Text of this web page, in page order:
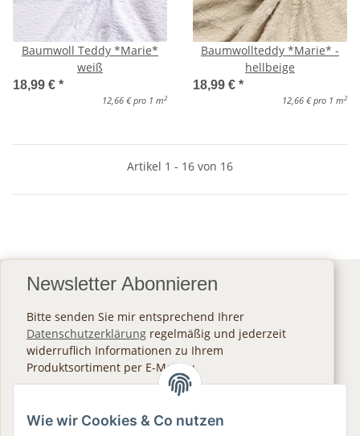
Baumwoll Teddy *Marie*
weiß
18,99 € *
12,66 € pro 1 m 2
Baumwollteddy *Marie* -
hellbeige
18,99 € *
12,66 € pro 1 m 2
Artikel 1 - 16 von 16
Newsletter Abonnieren
Bitte senden Sie mir entsprechend Ihrer
Datenschutzerklärung regelmäßig und jederzeit
widerruflich Informationen zu Ihrem
Produktsortiment per E-Mail zu.
Newsletter Abonnieren
Wie wir Cookies & Co nutzen